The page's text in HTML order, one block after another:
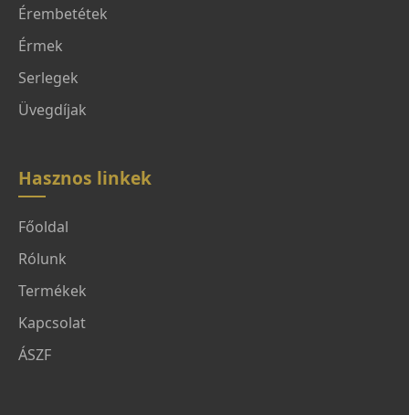
Érembetétek
Érmek
Serlegek
Üvegdíjak
Hasznos linkek
Főoldal
Rólunk
Termékek
Kapcsolat
ÁSZF